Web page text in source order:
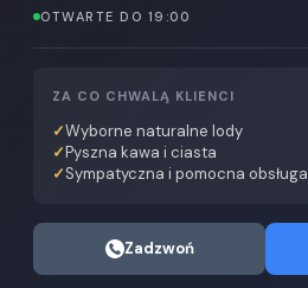
OTWARTE DO 19:00
ZA CO CHWALĄ KLIENCI
Wyborne naturalne lody
Pyszna kawa i ciasta
Sympatyczna i pomocna obsługa
Zadzwoń